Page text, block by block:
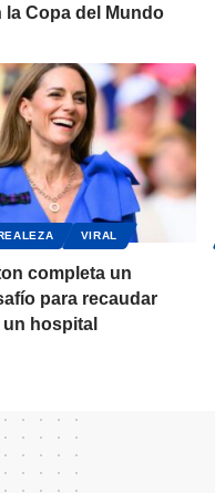
la Copa del Mundo
VIRAL
completa un
para recaudar
hospital